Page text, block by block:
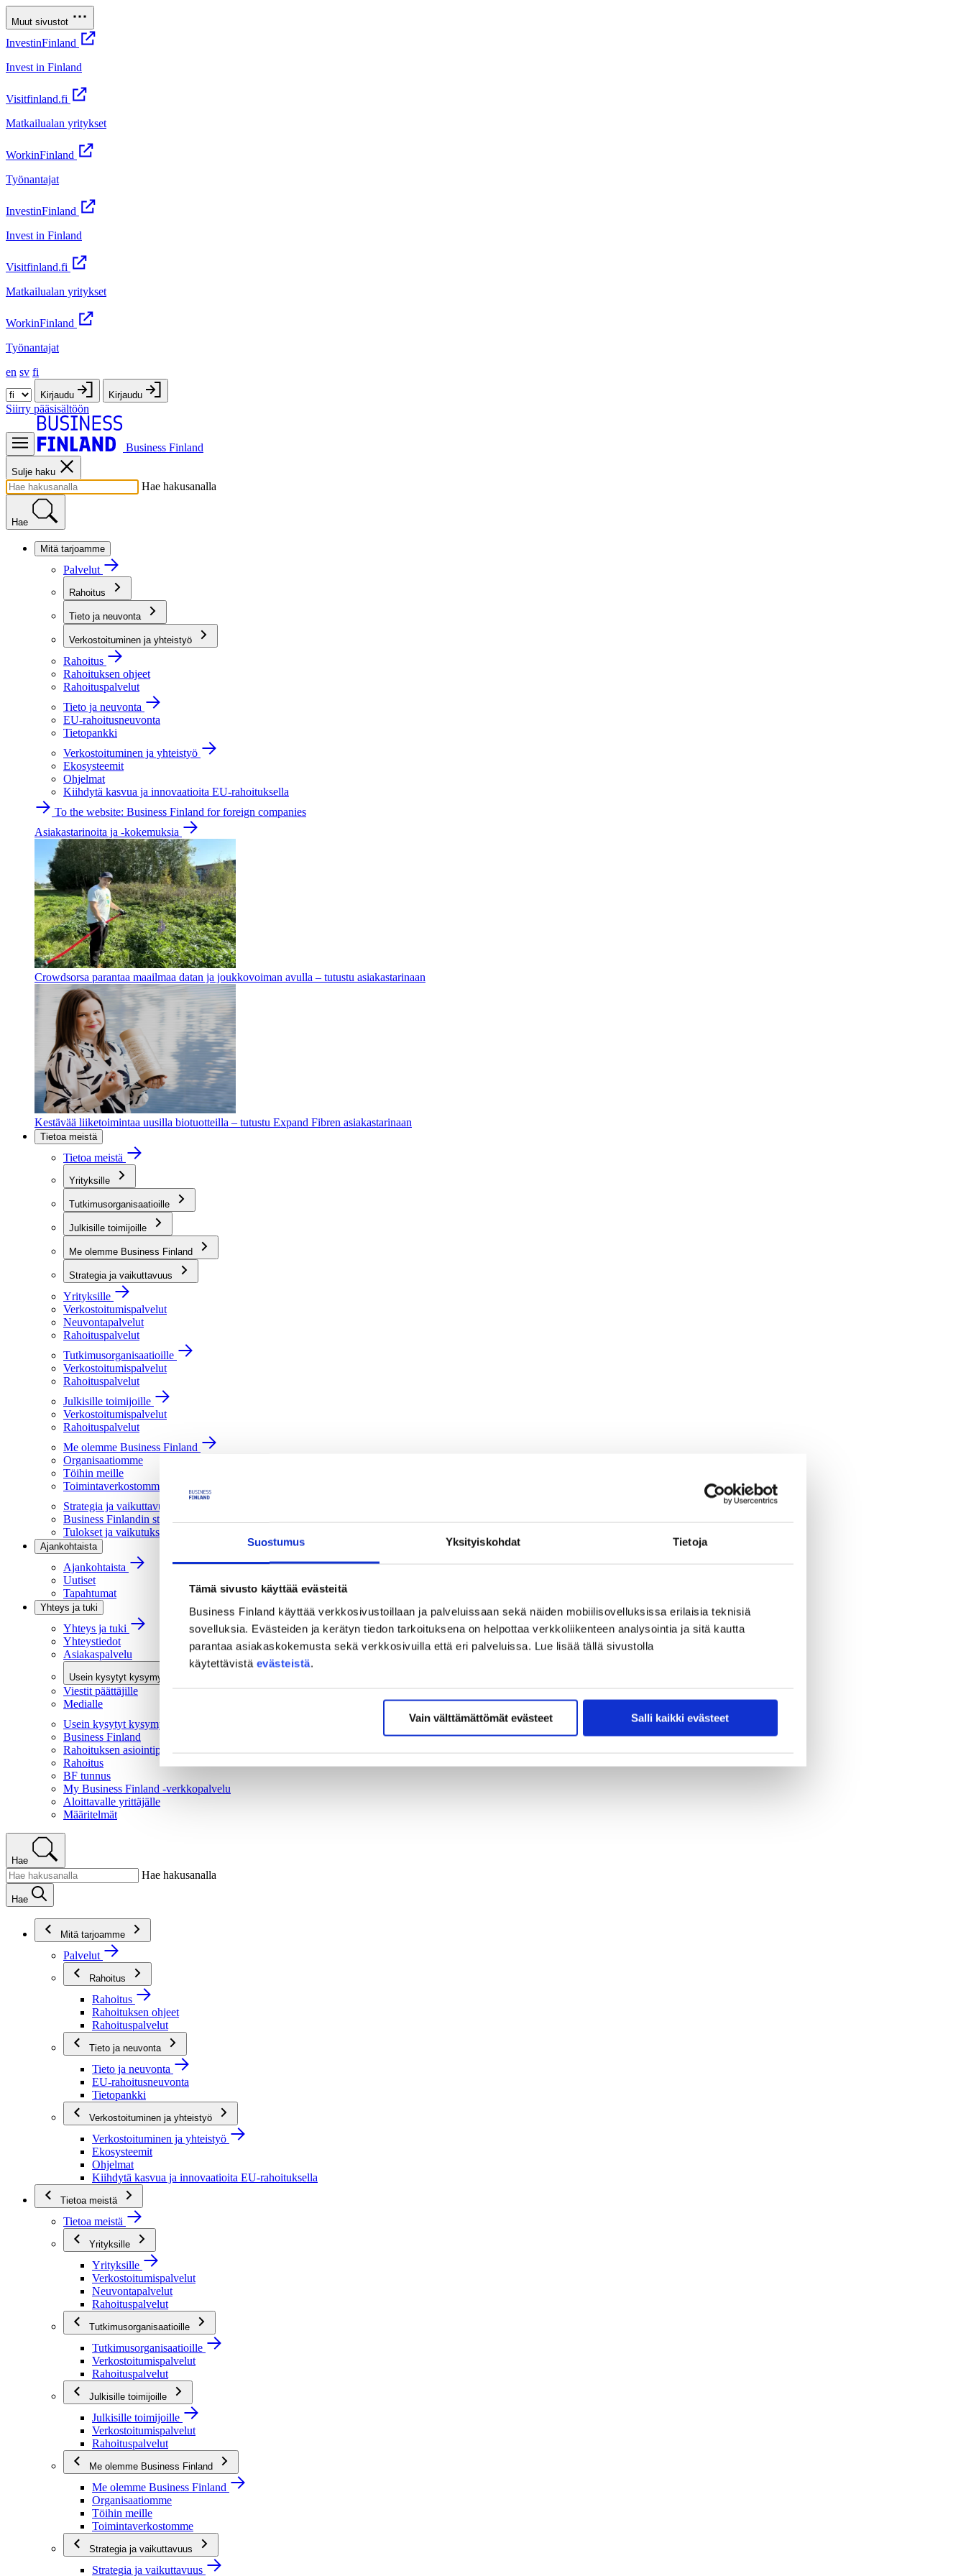
Suostumus Yksityiskohdat Tietoja
Tämä sivusto käyttää evästeitä
Business Finland käyttää verkkosivustoillaan ja palveluissaan sekä näiden mobiilisovelluksissa erilaisia teknisiä
sovelluksia. Evästeiden ja kerätyn tiedon tarkoituksena on helpottaa verkkoliikenteen analysointia ja sitä kautta
parantaa asiakaskokemusta sekä verkkosivuilla että eri palveluissa. Lue lisää tällä sivustolla
käytettävistä evästeistä.
Vain välttämättömät evästeet Salli kaikki evästeet
Muut sivustot
InvestinFinland
Invest in Finland
Visitfinland.fi
Matkailualan yritykset
WorkinFinland
Työnantajat
InvestinFinland
Invest in Finland
Visitfinland.fi
Matkailualan yritykset
WorkinFinland
Työnantajat
en sv fi
Kirjaudu Kirjaudu
Siirry pääsisältöön
Business Finland
Sulje haku
Hae hakusanalla
Hae
Mitä tarjoamme
Palvelut
Rahoitus
Tieto ja neuvonta
Verkostoituminen ja yhteistyö
Rahoitus
Rahoituksen ohjeet
Rahoituspalvelut
Tieto ja neuvonta
EU-rahoitusneuvonta
Tietopankki
Verkostoituminen ja yhteistyö
Ekosysteemit
Ohjelmat
Kiihdytä kasvua ja innovaatioita EU-rahoituksella
To the website: Business Finland for foreign companies
Asiakastarinoita ja -kokemuksia
Crowdsorsa parantaa maailmaa datan ja joukkovoiman avulla – tutustu asiakastarinaan
Kestävää liiketoimintaa uusilla biotuotteilla – tutustu Expand Fibren asiakastarinaan
Tietoa meistä
Tietoa meistä
Yrityksille
Tutkimusorganisaatioille
Julkisille toimijoille
Me olemme Business Finland
Strategia ja vaikuttavuus
Yrityksille
Verkostoitumispalvelut
Neuvontapalvelut
Rahoituspalvelut
Tutkimusorganisaatioille
Verkostoitumispalvelut
Rahoituspalvelut
Julkisille toimijoille
Verkostoitumispalvelut
Rahoituspalvelut
Me olemme Business Finland
Organisaatiomme
Töihin meille
Toimintaverkostomme
Strategia ja vaikuttavuus
Business Finlandin strategia 2030
Tulokset ja vaikutukset
Ajankohtaista
Ajankohtaista
Uutiset
Tapahtumat
Yhteys ja tuki
Yhteys ja tuki
Yhteystiedot
Asiakaspalvelu
Usein kysytyt kysymykset
Viestit päättäjille
Medialle
Usein kysytyt kysymykset
Business Finland
Rahoituksen asiointipalvelu
Rahoitus
BF tunnus
My Business Finland -verkkopalvelu
Aloittavalle yrittäjälle
Määritelmät
Hae
Hae hakusanalla
Hae
Mitä tarjoamme
Palvelut
Rahoitus
Rahoitus
Rahoituksen ohjeet
Rahoituspalvelut
Tieto ja neuvonta
Tieto ja neuvonta
EU-rahoitusneuvonta
Tietopankki
Verkostoituminen ja yhteistyö
Verkostoituminen ja yhteistyö
Ekosysteemit
Ohjelmat
Kiihdytä kasvua ja innovaatioita EU-rahoituksella
Tietoa meistä
Tietoa meistä
Yrityksille
Yrityksille
Verkostoitumispalvelut
Neuvontapalvelut
Rahoituspalvelut
Tutkimusorganisaatioille
Tutkimusorganisaatioille
Verkostoitumispalvelut
Rahoituspalvelut
Julkisille toimijoille
Julkisille toimijoille
Verkostoitumispalvelut
Rahoituspalvelut
Me olemme Business Finland
Me olemme Business Finland
Organisaatiomme
Töihin meille
Toimintaverkostomme
Strategia ja vaikuttavuus
Strategia ja vaikuttavuus